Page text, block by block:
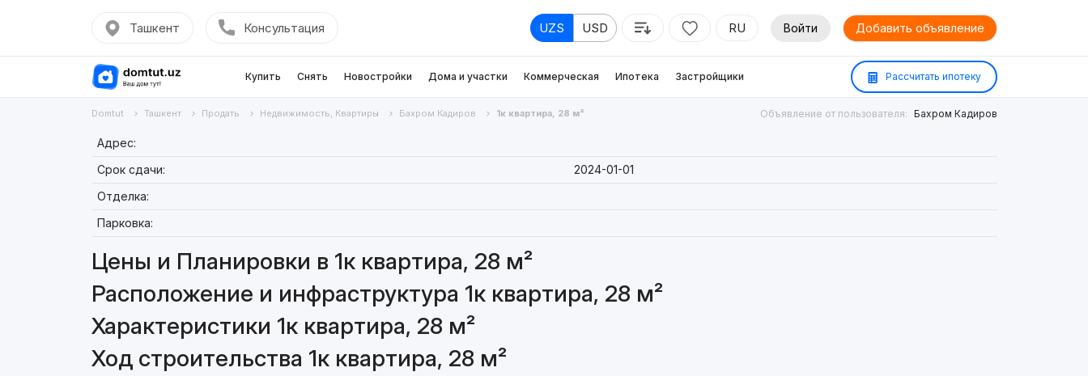
Ташкент Консультация UZS USD RU Войти Добавить объявление
Купить Снять Новостройки Дома и участки Коммерческая Ипотека Застройщики Рассчитать ипотеку
Domtut Ташкент Продать Недвижимость, Квартиры Бахром Кадиров 1к квартира, 28 м² Объявление от пользователя: Бахром Кадиров
Адрес:
Срок сдачи:
2024-01-01
Отделка:
Парковка:
Цены и Планировки в 1к квартира, 28 м²
Расположение и инфраструктура 1к квартира, 28 м²
Характеристики 1к квартира, 28 м²
Ход строительства 1к квартира, 28 м²